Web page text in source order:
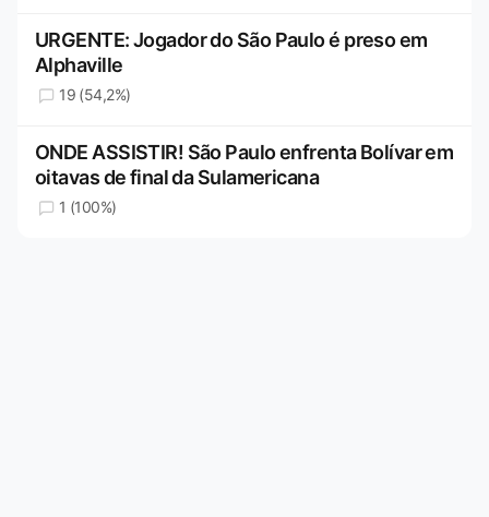
URGENTE: Jogador do São Paulo é preso em
Alphaville
19 (54,2%)
ONDE ASSISTIR! São Paulo enfrenta Bolívar em
oitavas de final da Sulamericana
1 (100%)